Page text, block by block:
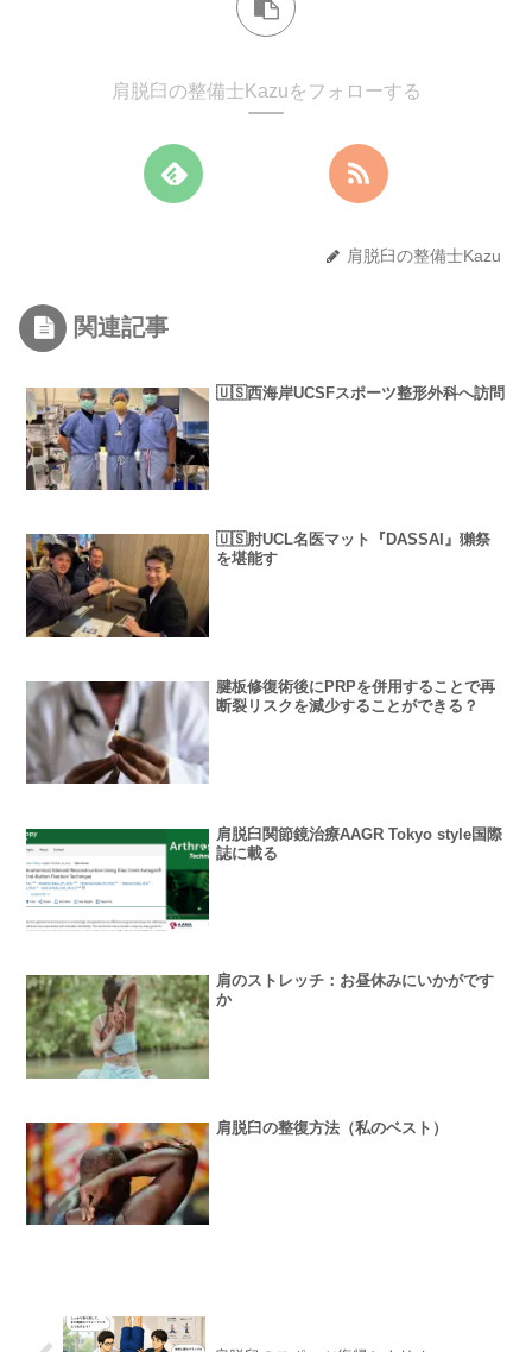
肩脱臼の整備士Kazuをフォローする
肩脱臼の整備士Kazu
関連記事
🇺🇸西海岸UCSFスポーツ整形外科へ訪問
🇺🇸肘UCL名医マット『DASSAI』獺祭
を堪能す
腱板修復術後にPRPを併用することで再
断裂リスクを減少することができる？
肩脱臼関節鏡治療AAGR Tokyo style国際
誌に載る
肩のストレッチ：お昼休みにいかがです
か
肩脱臼の整復方法（私のベスト）